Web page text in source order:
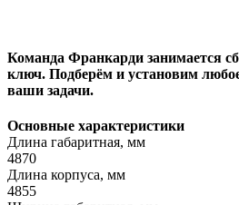
Команда Франкарди занимается
ключ. Подберём и установим
ваши задачи.
Основные характеристики
Длина габаритная, мм
4870
Длина корпуса, мм
4855